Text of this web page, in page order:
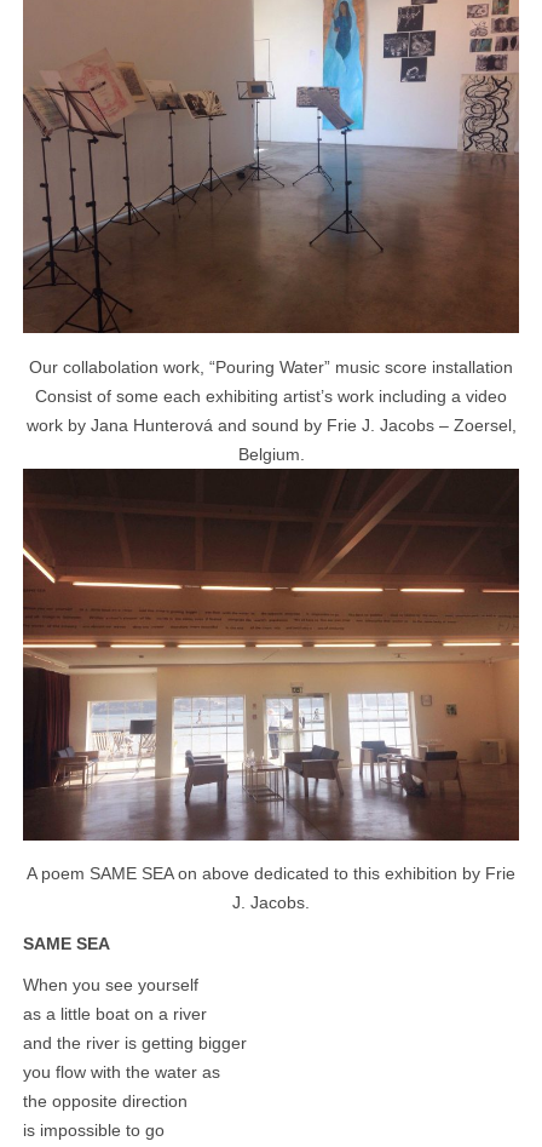
Our collabolation work, “Pouring Water” music score installation
Consist of some each exhibiting artist’s work including a video
work by Jana Hunterová and sound by Frie J. Jacobs – Zoersel,
Belgium.
A poem SAME SEA on above dedicated to this exhibition by Frie
J. Jacobs.
SAME SEA
When you see yourself
as a little boat on a river
and the river is getting bigger
you flow with the water as
the opposite direction
is impossible to go